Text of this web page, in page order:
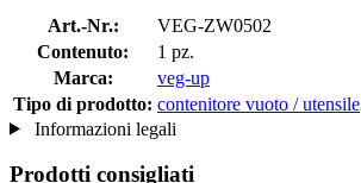
Art.-Nr.:
VEG-ZW0502
Contenuto:
1 pz.
Marca:
veg-up
Tipo di prodotto: contenitore vuoto / utensile
Informazioni legali
Prodotti consigliati